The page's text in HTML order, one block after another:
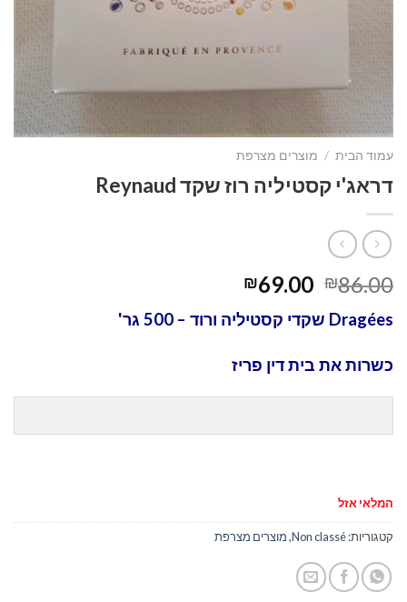
עמוד הבית / מוצרים מצרפת
דראג'י קסטיליה רוז שקד Reynaud
₪86.00
₪69.00
Dragées שקדי קסטיליה ורוד – 500 גר'
כשרות את בית דין פריז
המלאי אזל
קטגוריות:Non classé
,מוצרים מצרפת